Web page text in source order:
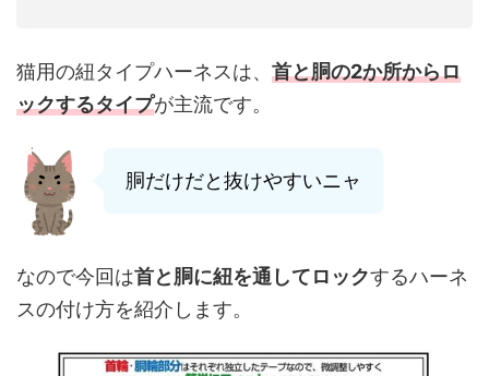
猫用の紐タイプハーネスは、 首と胴の2か所からロ
ックするタイプが主流です。
胴だけだと抜けやすいニャ
なので今回は首と胴に紐を通してロックするハーネ
スの付け方を紹介します。